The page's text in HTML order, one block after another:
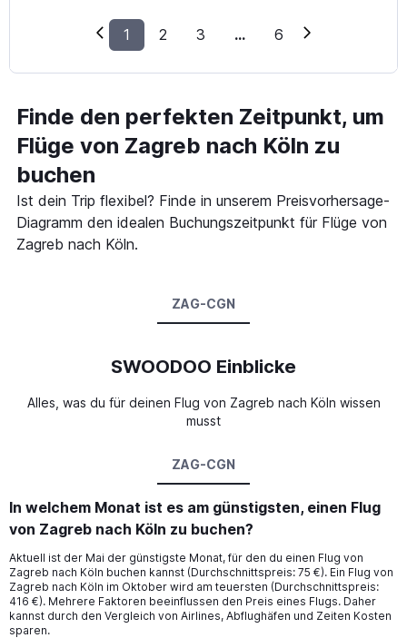
1 2 3 ... 6
Finde den perfekten Zeitpunkt, um
Flüge von Zagreb nach Köln zu
buchen
Ist dein Trip flexibel? Finde in unserem Preisvorhersage-
Diagramm den idealen Buchungszeitpunkt für Flüge von
Zagreb nach Köln.
ZAG-CGN
SWOODOO Einblicke
Alles, was du für deinen Flug von Zagreb nach Köln wissen
musst
ZAG-CGN
In welchem Monat ist es am günstigsten, einen Flug
von Zagreb nach Köln zu buchen?
Aktuell ist der Mai der günstigste Monat, für den du einen Flug von
Zagreb nach Köln buchen kannst (Durchschnittspreis: 75 €). Ein Flug von
Zagreb nach Köln im Oktober wird am teuersten (Durchschnittspreis:
416 €). Mehrere Faktoren beeinflussen den Preis eines Flugs. Daher
kannst durch den Vergleich von Airlines, Abflughäfen und Zeiten Kosten
sparen.